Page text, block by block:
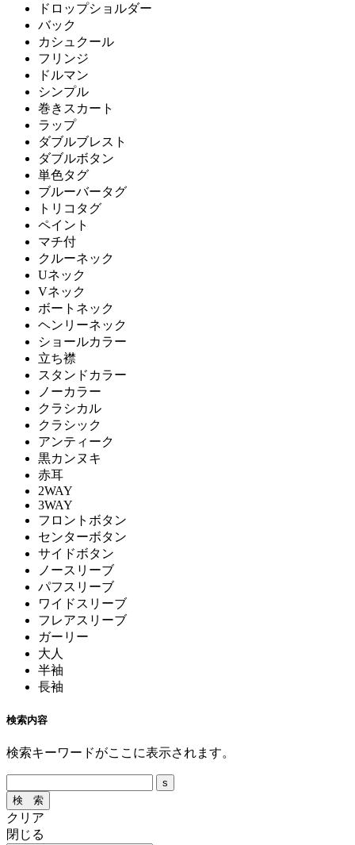
ドロップショルダー
バック
カシュクール
フリンジ
ドルマン
シンプル
巻きスカート
ラップ
ダブルブレスト
ダブルボタン
単色タグ
ブルーバータグ
トリコタグ
ペイント
マチ付
クルーネック
Uネック
Vネック
ボートネック
ヘンリーネック
ショールカラー
立ち襟
スタンドカラー
ノーカラー
クラシカル
クラシック
アンティーク
黒カンヌキ
赤耳
2WAY
3WAY
フロントボタン
センターボタン
サイドボタン
ノースリーブ
パフスリーブ
ワイドスリーブ
フレアスリーブ
ガーリー
大人
半袖
長袖
検索内容
検索キーワードがここに表示されます。
クリア
閉じる